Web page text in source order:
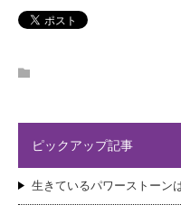
ピックアップ記事
生きているパワーストーン